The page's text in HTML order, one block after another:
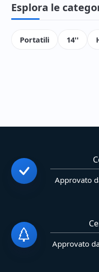
Esplora le
Portatili 14''
Approvato
Approvato